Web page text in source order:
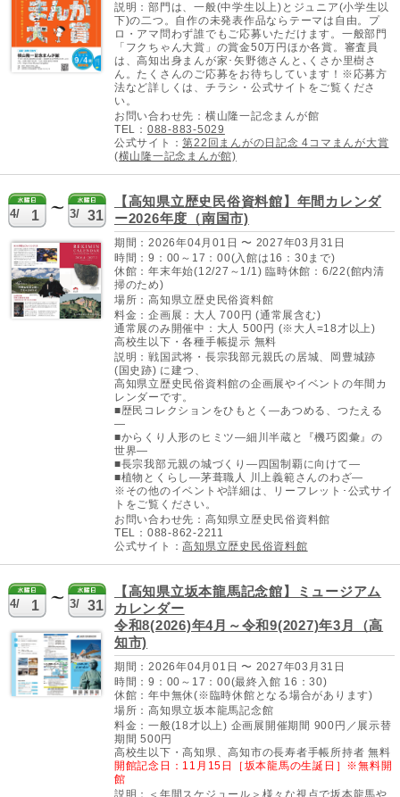
説明：部門は、一般(中学生以上)とジュニア(小学生以
下)の二つ。自作の未発表作品ならテーマは自由。プ
ロ・アマ問わず誰でもご応募いただけます。一般部門
「フクちゃん大賞」の賞金50万円ほか各賞。審査員
は、高知出身まんが家･矢野徳さんと､くさか里樹さ
ん。たくさんのご応募をお待ちしています！※応募方
法など詳しくは、チラシ・公式サイトをご覧くださ
い。
お問い合わせ先：横山隆一記念まんが館
TEL： 088-883-5029
公式サイト：第22回まんがの日記念 4コマまんが大賞
(横山隆一記念まんが館)
4/ 1 3/ 31
【高知県立歴史民俗資料館】年間カレンダ
ー2026年度（南国市)
期間：2026年04月01日 〜 2027年03月31日
時間：9：00～17：00(入館は16：30まで)
休館：年末年始(12/27～1/1) 臨時休館：6/22(館内清
掃のため)
場所：高知県立歴史民俗資料館
料金：企画展：大人 700円 (通常展含む)
通常展のみ開催中：大人 500円 (※大人=18才以上)
高校生以下・各種手帳提示 無料
説明：戦国武将・長宗我部元親氏の居城、岡豊城跡
(国史跡) に建つ、
高知県立歴史民俗資料館の企画展やイベントの年間カ
レンダーです。
■歴民コレクションをひもとく―あつめる、つたえる
―
■からくり人形のヒミツ―細川半蔵と『機巧図彙』の
世界―
■長宗我部元親の城づくり―四国制覇に向けて―
■植物とくらし―茅葺職人 川上義範さんのわざ―
※その他のイベントや詳細は、リーフレット･公式サイ
トをご覧ください。
お問い合わせ先：高知県立歴史民俗資料館
TEL：088-862-2211
公式サイト：高知県立歴史民俗資料館
4/ 1 3/ 31
【高知県立坂本龍馬記念館】ミュージアム
カレンダー
令和8(2026)年4月～令和9(2027)年3月（高
知市)
期間：2026年04月01日 〜 2027年03月31日
時間：9：00～17：00(最終入館 16：30)
休館：年中無休(※臨時休館となる場合があります)
場所：高知県立坂本龍馬記念館
料金：一般(18才以上) 企画展開催期間 900円／展示替
期間 500円
高校生以下・高知県、高知市の長寿者手帳所持者 無料
開館記念日：11月15日［坂本龍馬の生誕日］※無料開
館
説明：＜年間スケジュール＞様々な視点で坂本龍馬や